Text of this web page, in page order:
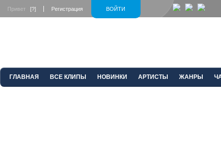
ВОЙТИ
Привет [?] Регистрация
ГЛАВНАЯ ВСЕ КЛИПЫ НОВИНКИ АРТИСТЫ ЖАНРЫ